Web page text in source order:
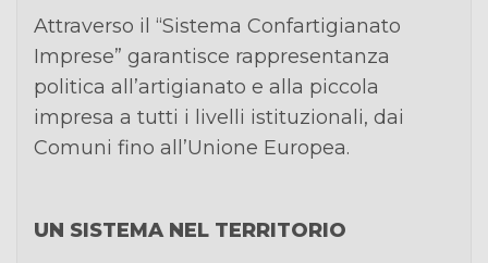
Attraverso il “Sistema Confartigianato
Imprese” garantisce rappresentanza
politica all’artigianato e alla piccola
impresa a tutti i livelli istituzionali, dai
Comuni fino all’Unione Europea.
UN SISTEMA NEL TERRITORIO